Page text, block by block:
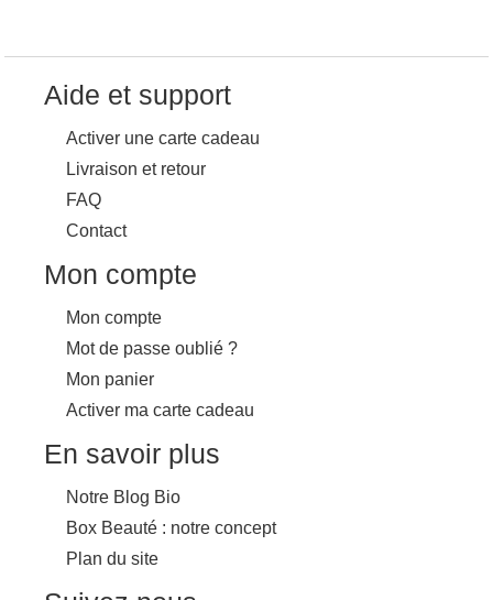
Aide et support
Activer une carte cadeau
Livraison et retour
FAQ
Contact
Mon compte
Mon compte
Mot de passe oublié ?
Mon panier
Activer ma carte cadeau
En savoir plus
Notre Blog Bio
Box Beauté : notre concept
Plan du site